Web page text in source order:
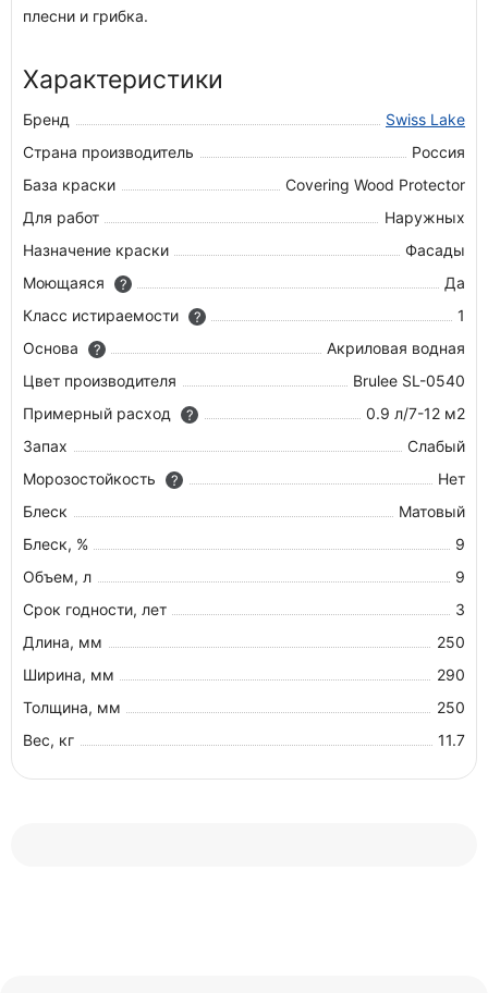
плесни и грибка.
Характеристики
Бренд
Swiss Lake
Страна производитель
Россия
База краски
Covering Wood Protector
Для работ
Наружных
Назначение краски
Фасады
Моющаяся
?
Да
Класс истираемости
?
1
Основа
?
Акриловая водная
Цвет производителя
Brulеe SL-0540
Примерный расход
?
0.9 л/7-12 м2
Запах
Слабый
Морозостойкость
?
Нет
Блеск
Матовый
Блеск, %
9
Объем, л
9
Срок годности, лет
3
Длина, мм
250
Ширина, мм
290
Толщина, мм
250
Вес, кг
11.7